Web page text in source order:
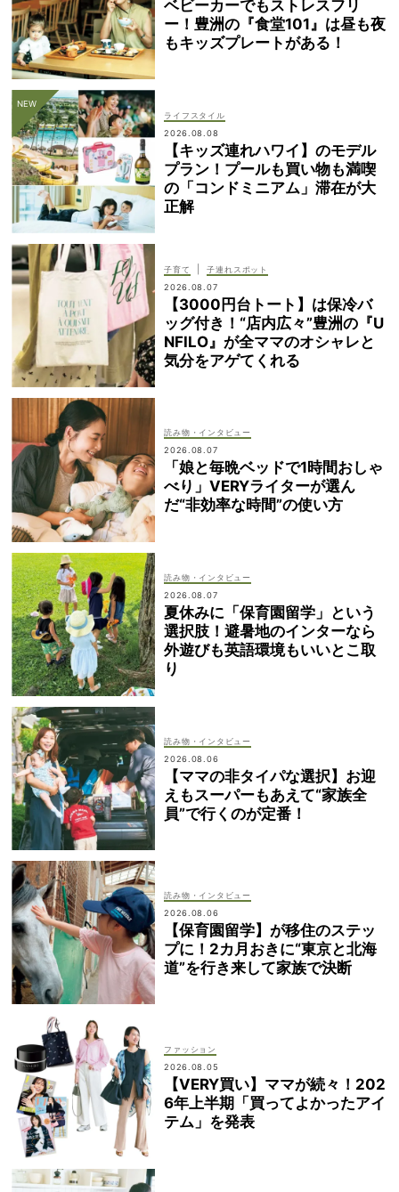
ベビーカーでもストレスフリ
ー！豊洲の『食堂101』は昼も夜
もキッズプレートがある！
ライフスタイル
2026.08.08
【キッズ連れハワイ】のモデル
プラン！プールも買い物も満喫
の「コンドミニアム」滞在が大
正解
子育て
子連れスポット
2026.08.07
【3000円台トート】は保冷バ
ッグ付き！“店内広々”豊洲の『U
NFILO』が全ママのオシャレと
気分をアゲてくれる
読み物・インタビュー
2026.08.07
「娘と毎晩ベッドで1時間おしゃ
べり」VERYライターが選ん
だ“非効率な時間”の使い方
読み物・インタビュー
2026.08.07
夏休みに「保育園留学」という
選択肢！避暑地のインターなら
外遊びも英語環境もいいとこ取
り
読み物・インタビュー
2026.08.06
【ママの非タイパな選択】お迎
えもスーパーもあえて“家族全
員”で行くのが定番！
読み物・インタビュー
2026.08.06
【保育園留学】が移住のステッ
プに！2カ月おきに“東京と北海
道”を行き来して家族で決断
ファッション
2026.08.05
【VERY買い】ママが続々！202
6年上半期「買ってよかったアイ
テム」を発表